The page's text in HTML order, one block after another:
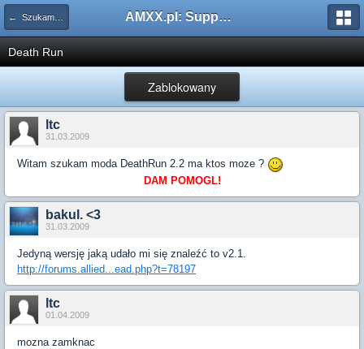
← Szukam pluginu AMXX.pl: Support AMX Mod X i SourceMod
Death Run
Zablokowany
ltc
31.03.2009
Witam szukam moda DeathRun 2.2 ma ktos moze ?
DAM POMOGL!
bakul. <3
31.03.2009
Jedyną wersję jaką udało mi się znaleźć to v2.1.
http://forums.allied...ead.php?t=78197
ltc
01.04.2009
mozna zamknac